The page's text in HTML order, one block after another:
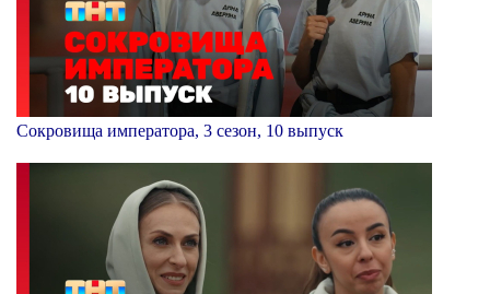
Сокровища императора, 3 сезон, 10 выпуск